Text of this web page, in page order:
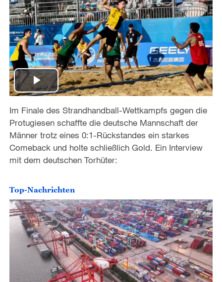
P
l
a
y
i
d
e
o
Im Finale des Strandhandball-Wettkampfs gegen die
Protugiesen schaffte die deutsche Mannschaft der
Männer trotz eines 0:1-Rückstandes ein starkes
Comeback und holte schließlich Gold. Ein Interview
mit dem deutschen Torhüter:
Top-Nachrichten